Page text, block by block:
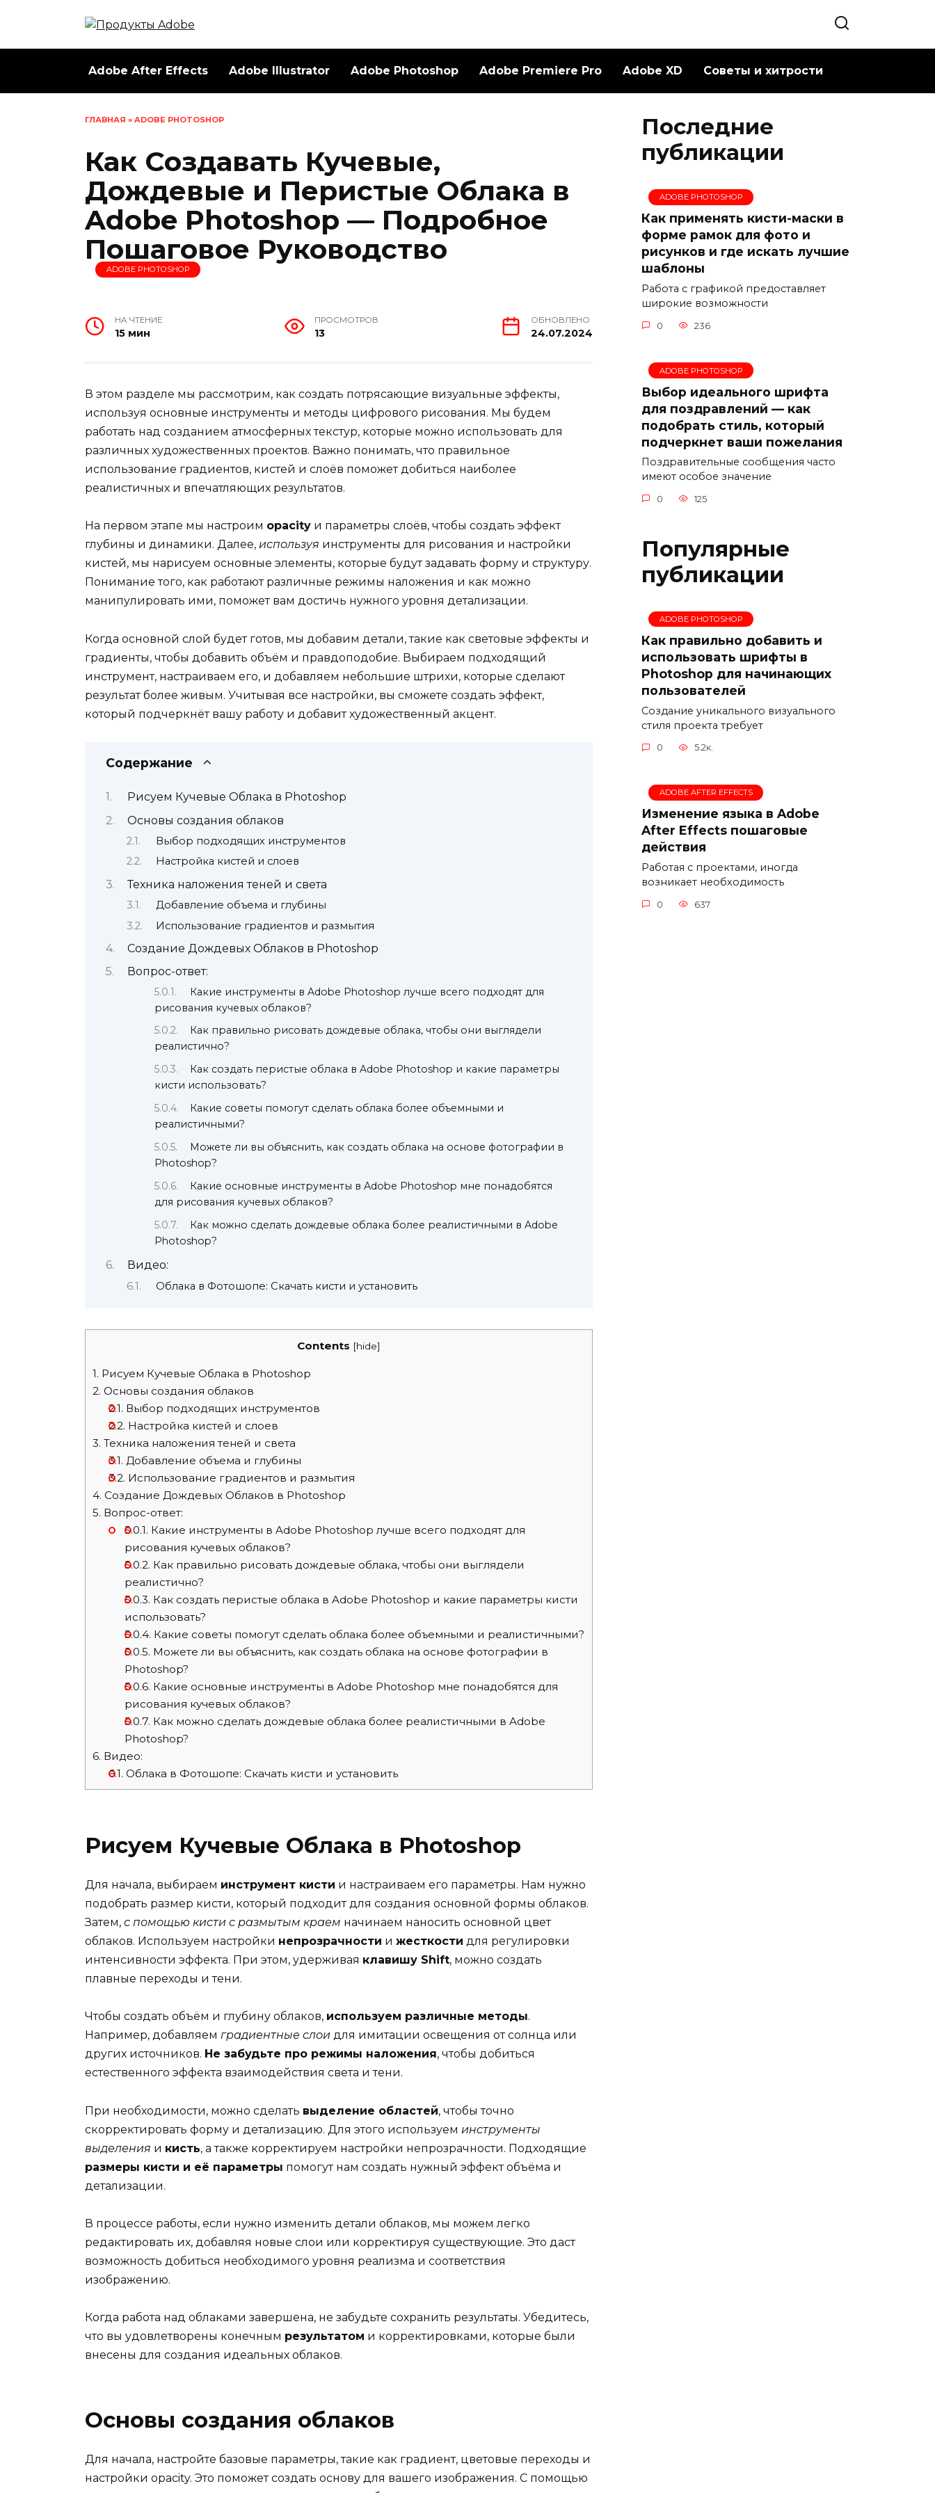
Adobe After Effects Adobe Illustrator Adobe Photoshop Adobe Premiere Pro Adobe XD Советы и хитрости
ГЛАВНАЯ » ADOBE PHOTOSHOP
Как Создавать Кучевые,
Дождевые и Перистые Облака в
Adobe Photoshop — Подробное
Пошаговое Руководство
ADOBE PHOTOSHOP
НА ЧТЕНИЕ
15 мин
ПРОСМОТРОВ
13
ОБНОВЛЕНО
24.07.2024
В этом разделе мы рассмотрим, как создать потрясающие визуальные эффекты,
используя основные инструменты и методы цифрового рисования. Мы будем
работать над созданием атмосферных текстур, которые можно использовать для
различных художественных проектов. Важно понимать, что правильное
использование градиентов, кистей и слоёв поможет добиться наиболее
реалистичных и впечатляющих результатов.
На первом этапе мы настроим opacity и параметры слоёв, чтобы создать эффект
глубины и динамики. Далее, используя инструменты для рисования и настройки
кистей, мы нарисуем основные элементы, которые будут задавать форму и структуру.
Понимание того, как работают различные режимы наложения и как можно
манипулировать ими, поможет вам достичь нужного уровня детализации.
Когда основной слой будет готов, мы добавим детали, такие как световые эффекты и
градиенты, чтобы добавить объём и правдоподобие. Выбираем подходящий
инструмент, настраиваем его, и добавляем небольшие штрихи, которые сделают
результат более живым. Учитывая все настройки, вы сможете создать эффект,
который подчеркнёт вашу работу и добавит художественный акцент.
Содержание
Рисуем Кучевые Облака в Photoshop
Основы создания облаков
Выбор подходящих инструментов
Настройка кистей и слоев
Техника наложения теней и света
Добавление объема и глубины
Использование градиентов и размытия
Создание Дождевых Облаков в Photoshop
Вопрос-ответ:
Какие инструменты в Adobe Photoshop лучше всего подходят для
рисования кучевых облаков?
Как правильно рисовать дождевые облака, чтобы они выглядели
реалистично?
Как создать перистые облака в Adobe Photoshop и какие параметры
кисти использовать?
Какие советы помогут сделать облака более объемными и
реалистичными?
Можете ли вы объяснить, как создать облака на основе фотографии в
Photoshop?
Какие основные инструменты в Adobe Photoshop мне понадобятся
для рисования кучевых облаков?
Как можно сделать дождевые облака более реалистичными в Adobe
Photoshop?
Видео:
Облака в Фотошопе: Скачать кисти и установить
Contents [hide]
1. Рисуем Кучевые Облака в Photoshop
2. Основы создания облаков
2.1. Выбор подходящих инструментов
2.2. Настройка кистей и слоев
3. Техника наложения теней и света
3.1. Добавление объема и глубины
3.2. Использование градиентов и размытия
4. Создание Дождевых Облаков в Photoshop
5. Вопрос-ответ:
5.0.1. Какие инструменты в Adobe Photoshop лучше всего подходят для
рисования кучевых облаков?
5.0.2. Как правильно рисовать дождевые облака, чтобы они выглядели
реалистично?
5.0.3. Как создать перистые облака в Adobe Photoshop и какие параметры кисти
использовать?
5.0.4. Какие советы помогут сделать облака более объемными и реалистичными?
5.0.5. Можете ли вы объяснить, как создать облака на основе фотографии в
Photoshop?
5.0.6. Какие основные инструменты в Adobe Photoshop мне понадобятся для
рисования кучевых облаков?
5.0.7. Как можно сделать дождевые облака более реалистичными в Adobe
Photoshop?
6. Видео:
6.1. Облака в Фотошопе: Скачать кисти и установить
Рисуем Кучевые Облака в Photoshop
Для начала, выбираем инструмент кисти и настраиваем его параметры. Нам нужно
подобрать размер кисти, который подходит для создания основной формы облаков.
Затем, с помощью кисти с размытым краем начинаем наносить основной цвет
облаков. Используем настройки непрозрачности и жесткости для регулировки
интенсивности эффекта. При этом, удерживая клавишу Shift, можно создать
плавные переходы и тени.
Чтобы создать объём и глубину облаков, используем различные методы.
Например, добавляем градиентные слои для имитации освещения от солнца или
других источников. Не забудьте про режимы наложения, чтобы добиться
естественного эффекта взаимодействия света и тени.
При необходимости, можно сделать выделение областей, чтобы точно
скорректировать форму и детализацию. Для этого используем инструменты
выделения и кисть, а также корректируем настройки непрозрачности. Подходящие
размеры кисти и её параметры помогут нам создать нужный эффект объёма и
детализации.
В процессе работы, если нужно изменить детали облаков, мы можем легко
редактировать их, добавляя новые слои или корректируя существующие. Это даст
возможность добиться необходимого уровня реализма и соответствия
изображению.
Когда работа над облаками завершена, не забудьте сохранить результаты. Убедитесь,
что вы удовлетворены конечным результатом и корректировками, которые были
внесены для создания идеальных облаков.
Основы создания облаков
Для начала, настройте базовые параметры, такие как градиент, цветовые переходы и
настройки opacity. Это поможет создать основу для вашего изображения. С помощью
Последние
публикации
ADOBE PHOTOSHOP
Как применять кисти-маски в
форме рамок для фото и
рисунков и где искать лучшие
шаблоны
Работа с графикой предоставляет
широкие возможности
0 236
ADOBE PHOTOSHOP
Выбор идеального шрифта
для поздравлений — как
подобрать стиль, который
подчеркнет ваши пожелания
Поздравительные сообщения часто
имеют особое значение
0 125
Популярные
публикации
ADOBE PHOTOSHOP
Как правильно добавить и
использовать шрифты в
Photoshop для начинающих
пользователей
Создание уникального визуального
стиля проекта требует
0 5.2к.
ADOBE AFTER EFFECTS
Изменение языка в Adobe
After Effects пошаговые
действия
Работая с проектами, иногда
возникает необходимость
0 637